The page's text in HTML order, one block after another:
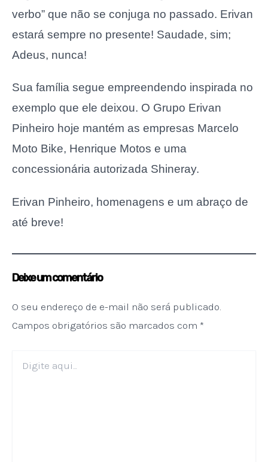
verbo” que não se conjuga no passado. Erivan
estará sempre no presente! Saudade, sim;
Adeus, nunca!
Sua família segue empreendendo inspirada no
exemplo que ele deixou. O Grupo Erivan
Pinheiro hoje mantém as empresas Marcelo
Moto Bike, Henrique Motos e uma
concessionária autorizada Shineray.
Erivan Pinheiro, homenagens e um abraço de
até breve!
Deixe um comentário
O seu endereço de e-mail não será publicado.
Campos obrigatórios são marcados com *
aqui...